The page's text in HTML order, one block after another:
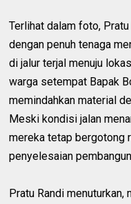
Terlihat dalam foto,
dengan penuh tenaga
di jalur terjal menuju
warga setempat Bapak
memindahkan material
Meski kondisi jalan
mereka tetap bergotong
penyelesaian
Pratu Randi menuturkan,